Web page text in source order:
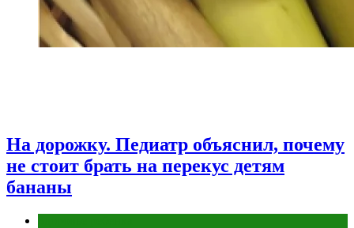
На дорожку. Педиатр объяснил, почему
не стоит брать на перекус детям
бананы